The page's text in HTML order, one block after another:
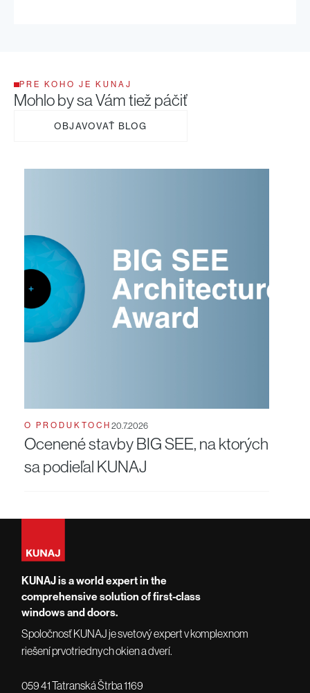
PRE KOHO JE KUNAJ
Mohlo by sa Vám tiež páčiť
OBJAVOVAŤ BLOG
O PRODUKTOCH20.7.2026
Ocenené stavby BIG SEE, na ktorých
sa podieľal KUNAJ
KUNAJ is a world expert in the
comprehensive solution of first-class
windows and doors.
Spoločnosť KUNAJ je svetový expert v komplexnom
riešení prvotriednych okien a dverí.
059 41 Tatranská Štrba 1169